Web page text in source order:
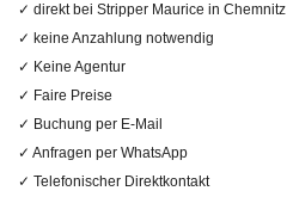
✓ direkt bei Stripper Maurice in Chemnitz
✓ keine Anzahlung notwendig
✓ Keine Agentur
✓ Faire Preise
✓ Buchung per E-Mail
✓ Anfragen per WhatsApp
✓ Telefonischer Direktkontakt